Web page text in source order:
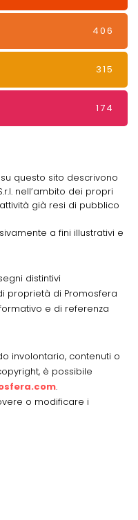
406
315
174
questo sito descrivono
nell’ambito dei propri
già resi di pubblico
a fini illustrativi e
distintivi
proprietà di Promosfera
e di referenza
involontario, contenuti o
è possibile
.
o modificare i